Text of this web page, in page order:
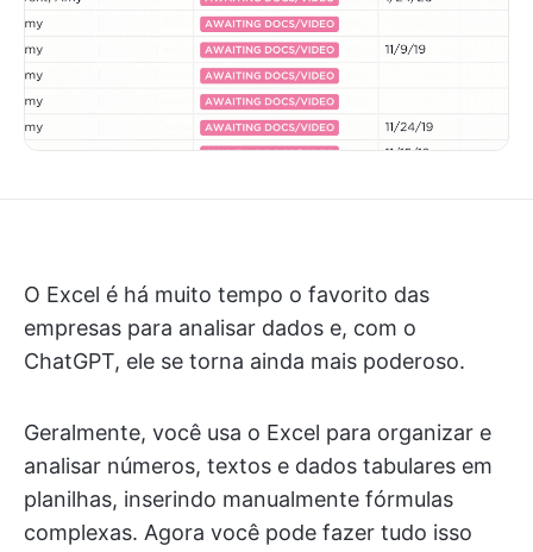
O Excel é há muito tempo o favorito das
empresas para analisar dados e, com o
ChatGPT, ele se torna ainda mais poderoso.
Geralmente, você usa o Excel para organizar e
analisar números, textos e dados tabulares em
planilhas, inserindo manualmente fórmulas
complexas. Agora você pode fazer tudo isso